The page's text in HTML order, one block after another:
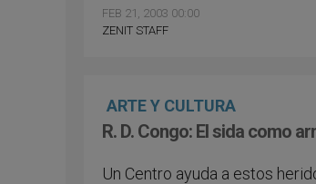
FEB 21, 2003 00:00
ZENIT STAFF
ARTE Y CULTURA
R. D. Congo: El sida como
Un Centro ayuda a estos